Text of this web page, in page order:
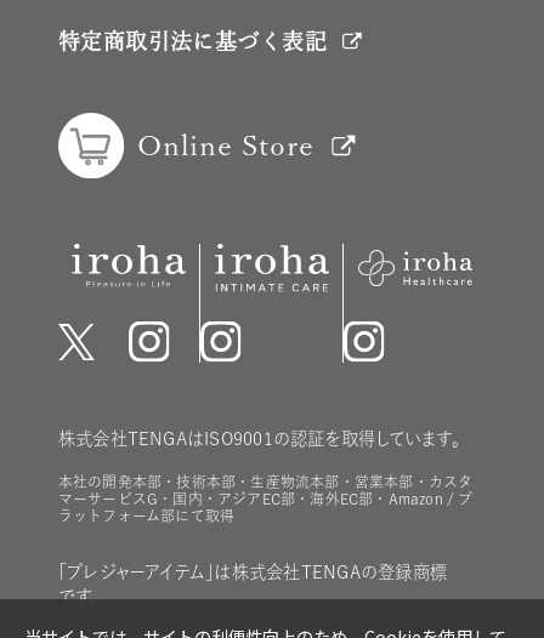
Online Store
株式会社TENGAはISO9001の認証を取得しています。
本社の開発本部・技術本部・生産物流本部・営業本部・カスタ
マーサービスG・国内・アジアEC部・海外EC部・Amazon / プ
ラットフォーム部にて取得
「プレジャーアイテム」は株式会社TENGAの登録商標
です。
特定商取引法に基づく表記